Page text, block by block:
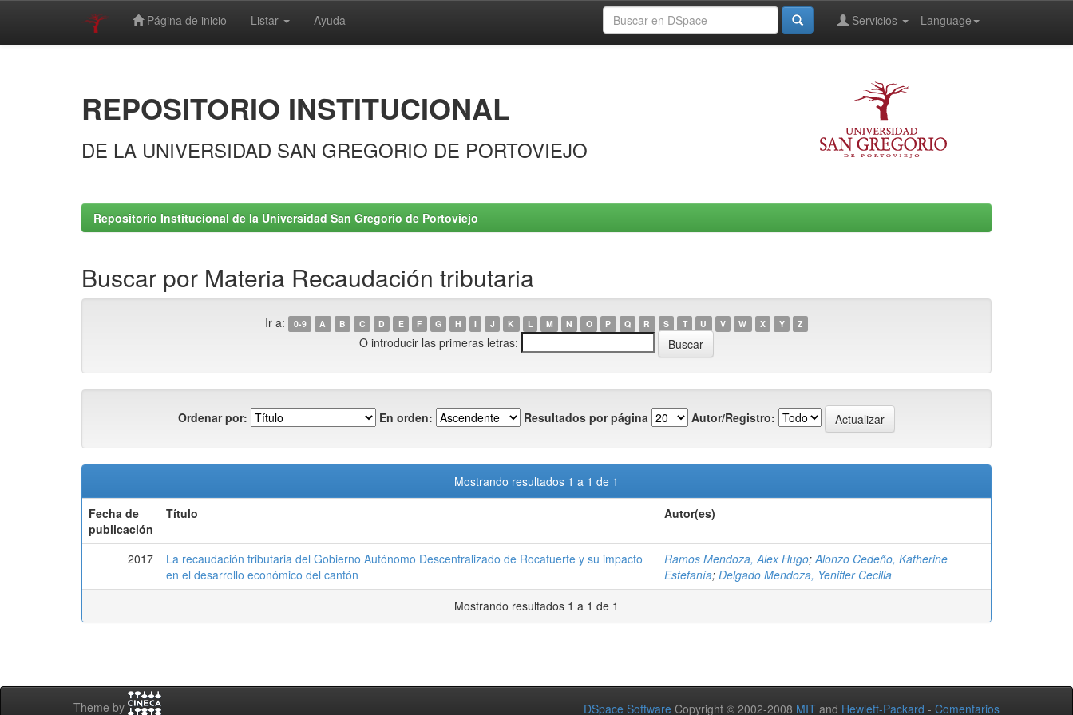
Página de inicio Listar Ayuda Language
Servicios
REPOSITORIO INSTITUCIONAL
DE LA UNIVERSIDAD SAN GREGORIO DE PORTOVIEJO
Repositorio Institucional de la Universidad San Gregorio de Portoviejo
Buscar por Materia Recaudación tributaria
Ir a: 0-9 A B C D E F G H I J K L M N O P Q R S T U V W X Y Z
O introducir las primeras letras:
Ordenar por: En orden: Resultados por página Autor/Registro:
Mostrando resultados 1 a 1 de 1
Fecha de
publicación
Título Autor(es)
2017
La recaudación tributaria del Gobierno Autónomo Descentralizado de Rocafuerte y su impacto
en el desarrollo económico del cantón
Ramos Mendoza, Alex Hugo;Alonzo Cedeño, Katherine
Estefanía; Delgado Mendoza, Yeniffer Cecilia
Mostrando resultados 1 a 1 de 1
Theme by DSpace Software Copyright © 2002-2008 MIT and Hewlett-Packard - Comentarios